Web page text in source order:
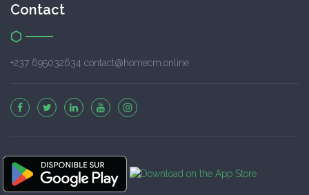
Contact
+237 695032634 contact@homecm.online